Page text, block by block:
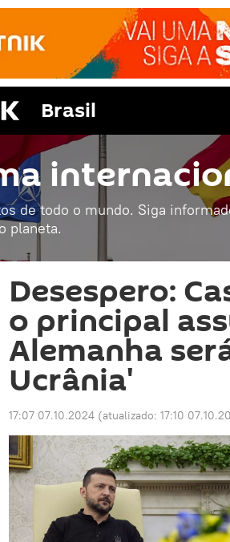
Brasil
de todo o mundo. Siga
planeta.
Desespero:
o principal
Alemanha
Ucrânia'
17:07 07.10.2024 (atualizado: 17:10